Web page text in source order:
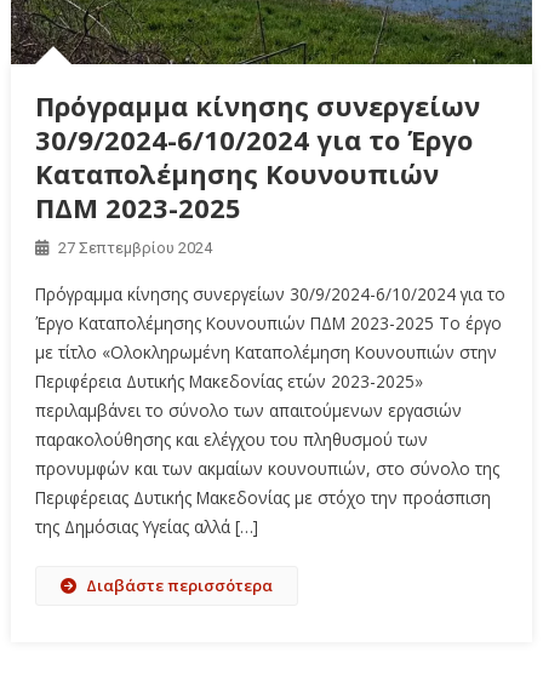
Πρόγραμμα κίνησης συνεργείων
30/9/2024-6/10/2024 για το Έργο
Καταπολέμησης Κουνουπιών
ΠΔΜ 2023-2025
27 Σεπτεμβρίου 2024
Πρόγραμμα κίνησης συνεργείων 30/9/2024-6/10/2024 για το
Έργο Καταπολέμησης Κουνουπιών ΠΔΜ 2023-2025 Το έργο
με τίτλο «Ολοκληρωμένη Καταπολέμηση Κουνουπιών στην
Περιφέρεια Δυτικής Μακεδονίας ετών 2023-2025»
περιλαμβάνει το σύνολο των απαιτούμενων εργασιών
παρακολούθησης και ελέγχου του πληθυσμού των
προνυμφών και των ακμαίων κουνουπιών, στο σύνολο της
Περιφέρειας Δυτικής Μακεδονίας με στόχο την προάσπιση
της Δημόσιας Υγείας αλλά […]
Διαβάστε περισσότερα